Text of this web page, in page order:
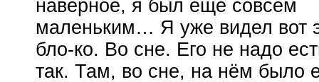
наверное, я был ещё совсем
маленьким… Я уже видел вот
бло-ко. Во сне. Его не надо
так. Там, во сне, на нём было